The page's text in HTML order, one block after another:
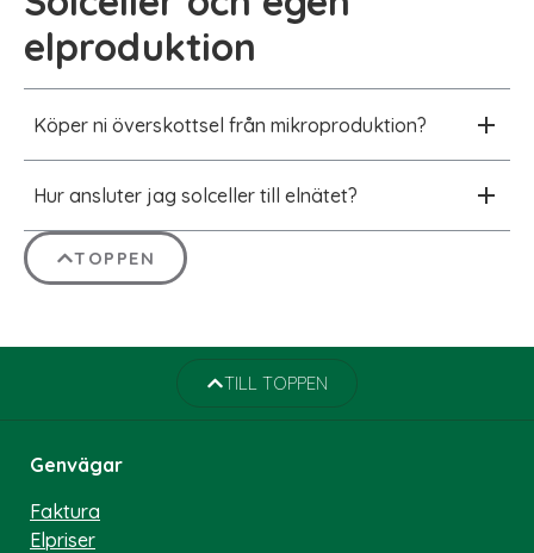
elproduktion
Köper ni överskottsel från mikroproduktion?
Hur ansluter jag solceller till elnätet?
TOPPEN
TILL TOPPEN
Genvägar
Faktura
Elpriser